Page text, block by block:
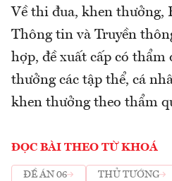
Về thi đua, khen thưởng,
Thông tin và Truyền
hợp, đề xuất cấp có thẩm
thưởng các tập thể, cá
khen thưởng theo thẩm
ĐỌC BÀI THEO TỪ KHOÁ
ĐỀ ÁN 06 THỦ TƯỚNG